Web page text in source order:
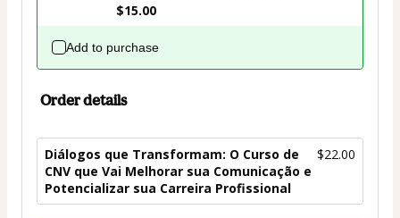
$15.00
Add to purchase
Order details
Diálogos que Transformam: O Curso de
CNV que Vai Melhorar sua Comunicação e
Potencializar sua Carreira Profissional
$22.00